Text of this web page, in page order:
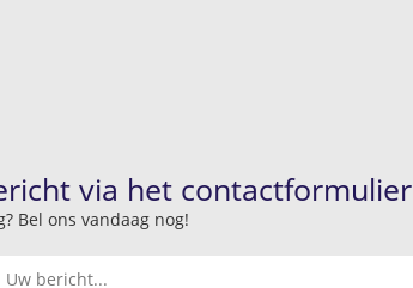
via het
Bel ons vandaag nog!